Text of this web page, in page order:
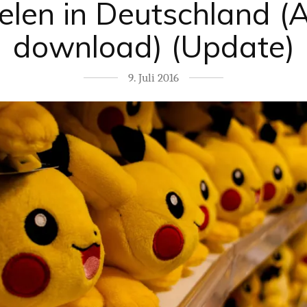
in Deutschland
download) (Update)
9. Juli 2016